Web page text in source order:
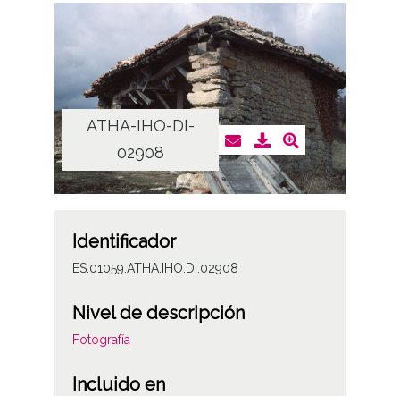
ATHA-IHO-DI-
02908
Identificador
ES.01059.ATHA.IHO.DI.02908
Nivel de descripción
Fotografía
Incluido en